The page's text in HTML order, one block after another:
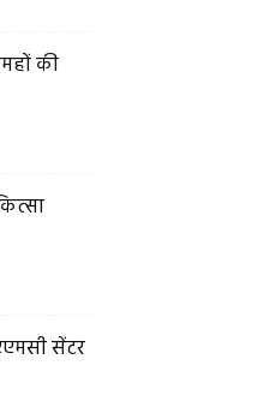
की
सेंटर